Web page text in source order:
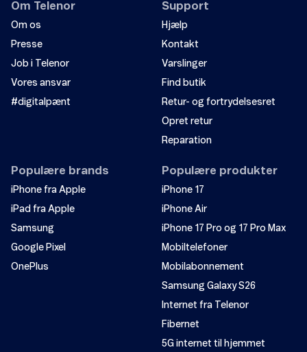
Om Telenor
Om os
Presse
Job i Telenor
Vores ansvar
#digitalpænt
Support
Hjælp
Kontakt
Varslinger
Find butik
Retur- og fortrydelsesret
Opret retur
Reparation
Populære brands
iPhone fra Apple
iPad fra Apple
Samsung
Google Pixel
OnePlus
Populære produkter
iPhone 17
iPhone Air
iPhone 17 Pro og 17 Pro Max
Mobiltelefoner
Mobilabonnement
Samsung Galaxy S26
Internet fra Telenor
Fibernet
5G internet til hjemmet